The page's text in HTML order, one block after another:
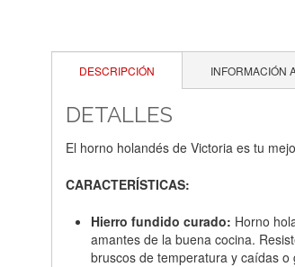
DESCRIPCIÓN INFORMACIÓN
DETALLES
El horno holandés de Victoria es tu
CARACTERÍSTICAS:
Hierro fundido curado: Horno
amantes de la buena cocina.
bruscos de temperatura y caídas